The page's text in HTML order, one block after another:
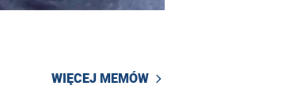
WIĘCEJ MEMÓW